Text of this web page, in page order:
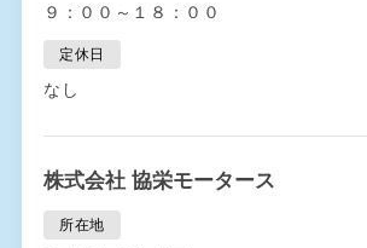
９：００～１８：００
定休日
なし
株式会社 協栄モータース
所在地